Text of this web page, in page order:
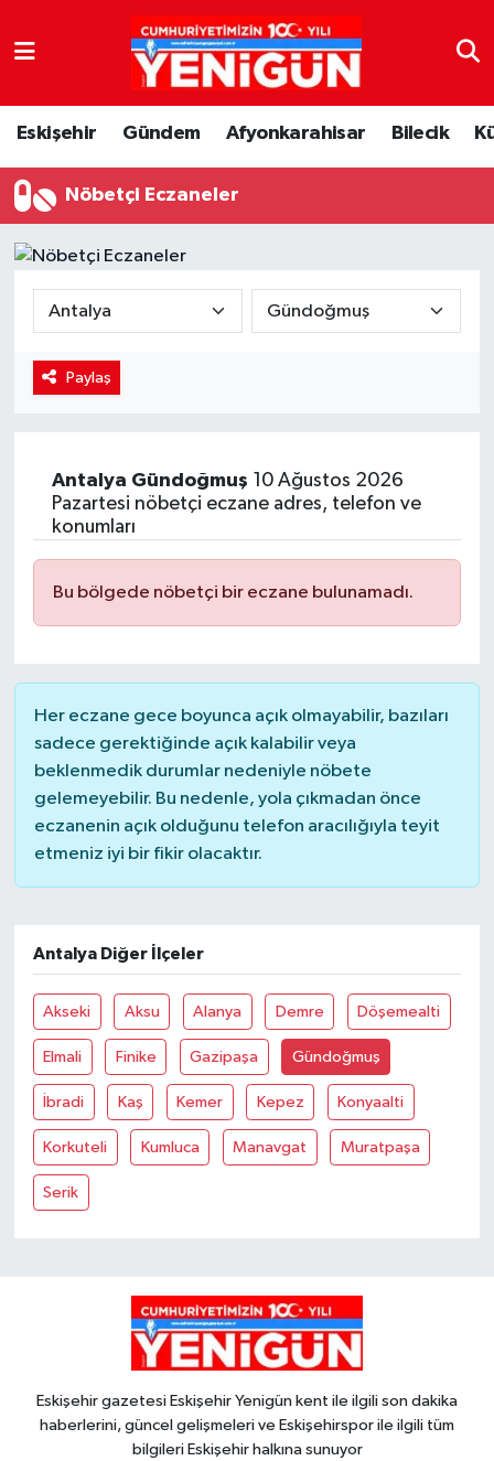
Eskişehir Gündem Afyonkarahisar Bilecik
Nöbetçi Eczaneler
Paylaş
Antalya Gündoğmuş 10 Ağustos 2026
Pazartesi nöbetçi eczane adres, telefon ve
konumları
Bu bölgede nöbetçi bir eczane bulunamadı.
Her eczane gece boyunca açık olmayabilir, bazıları
sadece gerektiğinde açık kalabilir veya
beklenmedik durumlar nedeniyle nöbete
gelemeyebilir. Bu nedenle, yola çıkmadan önce
eczanenin açık olduğunu telefon aracılığıyla teyit
etmeniz iyi bir fikir olacaktır.
Antalya Diğer İlçeler
Akseki Aksu Alanya Demre Döşemealti
Elmali Finike Gazipaşa Gündoğmuş
İbradi Kaş Kemer Kepez Konyaalti
Korkuteli Kumluca Manavgat Muratpaşa
Serik
Eskişehir gazetesi Eskişehir Yenigün kent ile ilgili son dakika
haberlerini, güncel gelişmeleri ve Eskişehirspor ile ilgili tüm
bilgileri Eskişehir halkına sunuyor
Nöbetçi Eczaneler
Hava Durumu
Trafik Durumu
Süper Lig Puan Durumu ve Fikstür
Tüm Manşetler
Son Dakika Haberleri